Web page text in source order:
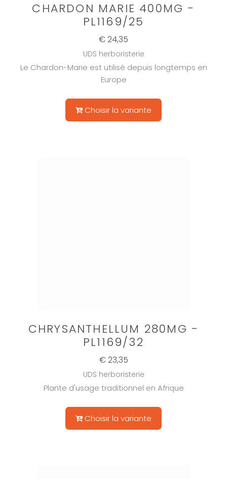
CHARDON MARIE 400MG -
PL1169/25
€ 24,35
UDS herboristerie
Le Chardon-Marie est utilisé depuis longtemps en
Europe
Choisir la variante
CHRYSANTHELLUM 280MG -
PL1169/32
€ 23,35
UDS herboristerie
Plante d'usage traditionnel en Afrique
Choisir la variante